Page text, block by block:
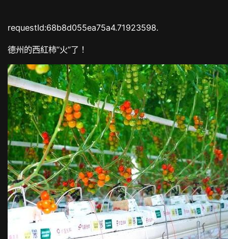
requestId:68b8d055ea75a4.71923598.
德州的西紅柿“火”了！